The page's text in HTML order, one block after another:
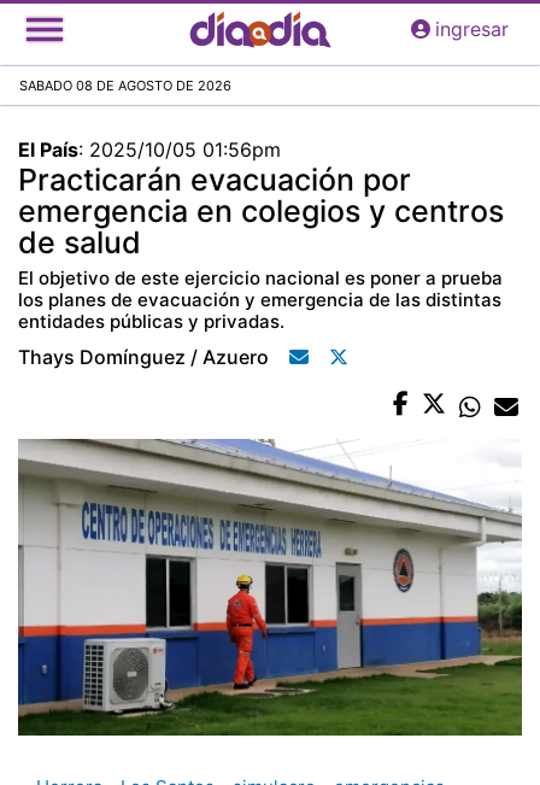
Pasar
al
principal
ingresar
SABADO 08 DE AGOSTO DE 2026
El País: 2025/10/05 01:56pm
Practicarán evacuación por
emergencia en colegios y centros
de salud
El objetivo de este ejercicio nacional es poner a prueba
los planes de evacuación y emergencia de las distintas
entidades públicas y privadas.
Thays Domínguez / Azuero